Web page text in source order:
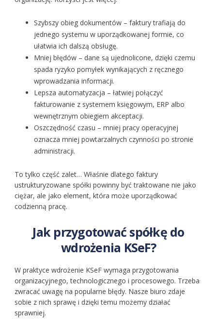
Szybszy obieg dokumentów – faktury trafiają do
jednego systemu w uporządkowanej formie, co
ułatwia ich dalszą obsługę.
Mniej błędów – dane są ujednolicone, dzięki czemu
spada ryzyko pomyłek wynikających z ręcznego
wprowadzania informacji.
Lepsza automatyzacja – łatwiej połączyć
fakturowanie z systemem księgowym, ERP albo
wewnętrznym obiegiem akceptacji.
Oszczędność czasu – mniej pracy operacyjnej
oznacza mniej powtarzalnych czynności po stronie
administracji.
To tylko część zalet… Właśnie dlatego faktury
ustrukturyzowane spółki powinny być traktowane nie jako
ciężar, ale jako element, która może uporządkować
codzienną pracę.
Jak przygotować spółkę do
wdrożenia KSeF?
W praktyce wdrożenie KSeF wymaga przygotowania
organizacyjnego, technologicznego i procesowego. Trzeba
zwracać uwagę na popularne błędy. Nasze biuro zdaje
sobie z nich sprawę i dzięki temu możemy działać
sprawniej.